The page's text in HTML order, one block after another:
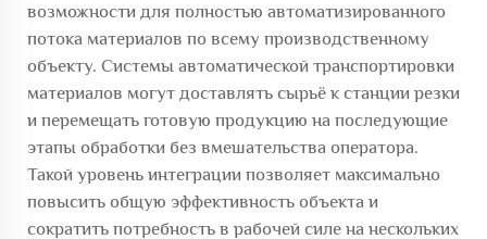
возможности для полностью автоматизированного
потока материалов по всему производственному
объекту. Системы автоматической транспортировки
материалов могут доставлять сырьё к станции резки
и перемещать готовую продукцию на последующие
этапы обработки без вмешательства оператора.
Такой уровень интеграции позволяет максимально
повысить общую эффективность объекта и
сократить потребность в рабочей силе на нескольких